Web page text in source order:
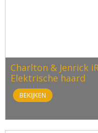
Charlton & Jenrick
Elektrische haard
BEKIJKEN